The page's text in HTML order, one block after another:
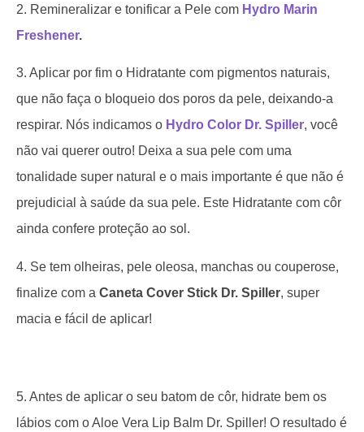
2. Remineralizar e tonificar a Pele com Hydro Marin
Freshener.
3. Aplicar por fim o Hidratante com pigmentos naturais,
que não faça o bloqueio dos poros da pele, deixando-a
respirar. Nós indicamos o Hydro Color Dr. Spiller, você
não vai querer outro! Deixa a sua pele com uma
tonalidade super natural e o mais importante é que não é
prejudicial à saúde da sua pele. Este Hidratante com côr
ainda confere proteção ao sol.
4. Se tem olheiras, pele oleosa, manchas ou couperose,
finalize com a Caneta Cover Stick Dr. Spiller, super
macia e fácil de aplicar!
5. Antes de aplicar o seu batom de côr, hidrate bem os
lábios com o Aloe Vera Lip Balm Dr. Spiller! O resultado é